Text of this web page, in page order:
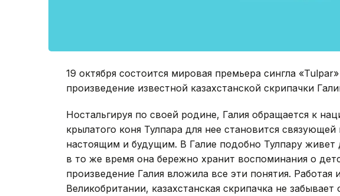
19 октября состоится мировая премьера сингла
произведение известной казахстанской скрипачки
Ностальгируя по своей родине, Галия обращается к
крылатого коня Тулпара для нее становится
настоящим и будущим. В Галие подобно Тулпару
в то же время она бережно хранит воспоминания о
произведение Галия вложила все эти понятия.
Великобритании, казахстанская скрипачка не